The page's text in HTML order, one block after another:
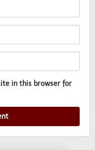
in this browser for